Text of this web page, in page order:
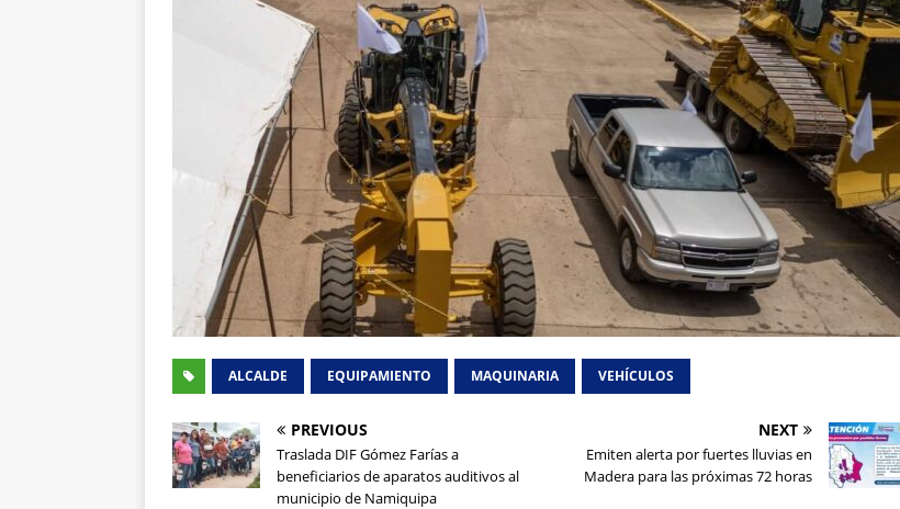
ALCALDE EQUIPAMIENTO MAQUINARIA VEHÍCULOS
PREVIOUS
Traslada DIF Gómez Farías a
beneficiarios de aparatos auditivos al
municipio de Namiquipa
NEXT
Emiten alerta por fuertes lluvias en
Madera para las próximas 72 horas